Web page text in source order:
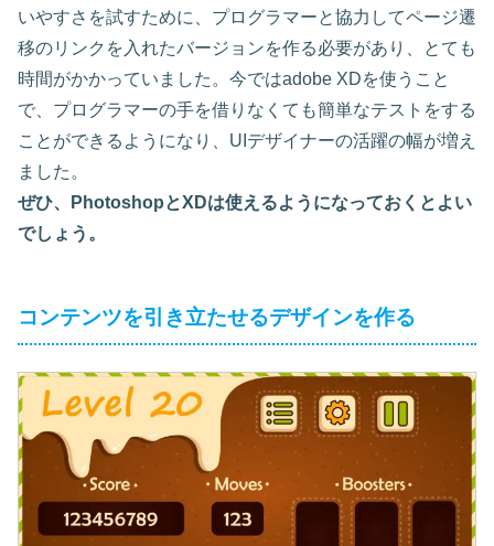
いやすさを試すために、プログラマーと協力してページ遷
移のリンクを入れたバージョンを作る必要があり、とても
時間がかかっていました。今ではadobe XDを使うこと
で、プログラマーの手を借りなくても簡単なテストをする
ことができるようになり、UIデザイナーの活躍の幅が増え
ました。
ぜひ、PhotoshopとXDは使えるようになっておくとよい
でしょう。
コンテンツを引き立たせるデザインを作る